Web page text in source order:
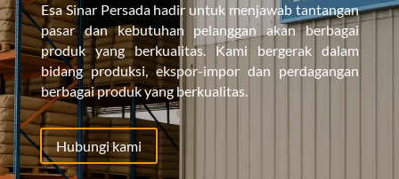
Esa Sinar Persada hadir untuk menjawab tantangan
pasar dan kebutuhan pelanggan akan berbagai
produk yang berkualitas. Kami bergerak dalam
bidang produksi, ekspor-impor dan perdagangan
berbagai produk yang berkualitas.
Hubungi kami